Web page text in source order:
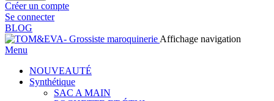
Créer un compte
Se connecter
BLOG
Affichage navigation
Menu
NOUVEAUTÉ
Synthétique
SAC A MAIN